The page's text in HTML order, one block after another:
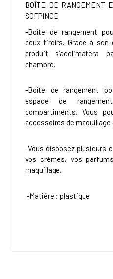
BOÎTE DE RANGEMENT
SOFPINCE
-Boîte de rangement
deux tiroirs. Grace à son
produit s’acclimatera
chambre.
-Boîte de rangement
espace de
compartiments. Vous
accessoires de
-Vous disposez plusieurs
vos crèmes, vos
maquillage.
-Matière : plastique